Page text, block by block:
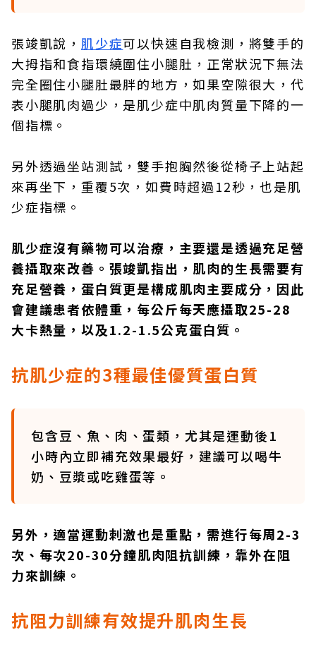
張竣凱說， 肌少症可以快速自我檢測，將雙手的
大拇指和食指環繞圍住小腿肚，正常狀況下無法
完全圈住小腿肚最胖的地方，如果空隙很大，代
表小腿肌肉過少，是肌少症中肌肉質量下降的一
個指標。
另外透過坐站測試，雙手抱胸然後從椅子上站起
來再坐下，重覆5次，如費時超過12秒，也是肌
少症指標。
肌少症沒有藥物可以治療，主要還是透過充足營
養攝取來改善。張竣凱指出，肌肉的生長需要有
充足營養，蛋白質更是構成肌肉主要成分，因此
會建議患者依體重，每公斤每天應攝取25-28
大卡熱量，以及1.2-1.5公克蛋白質。
抗肌少症的3種最佳優質蛋白質
包含豆、魚、肉、蛋類，尤其是運動後1
小時內立即補充效果最好，建議可以喝牛
奶、豆漿或吃雞蛋等。
另外，適當運動刺激也是重點，需進行每周2-3
次、每次20-30分鐘肌肉阻抗訓練，靠外在阻
力來訓練。
抗阻力訓練有效提升肌肉生長